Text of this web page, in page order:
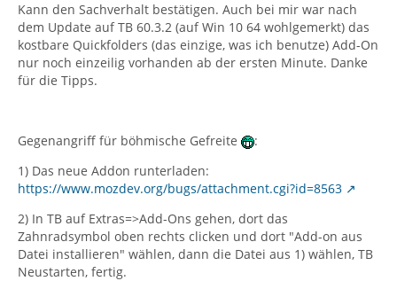
Kann den Sachverhalt bestätigen. Auch bei mir war nach
dem Update auf TB 60.3.2 (auf Win 10 64 wohlgemerkt) das
kostbare Quickfolders (das einzige, was ich benutze) Add-On
nur noch einzeilig vorhanden ab der ersten Minute. Danke
für die Tipps.
Gegenangriff für böhmische Gefreite
:
1) Das neue Addon runterladen:
https://www.mozdev.org/bugs/attachment.cgi?id=8563
2) In TB auf Extras=>Add-Ons gehen, dort das
Zahnradsymbol oben rechts clicken und dort "Add-on aus
Datei installieren" wählen, dann die Datei aus 1) wählen, TB
Neustarten, fertig.